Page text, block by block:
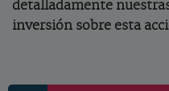
detalladamente
inversión sobre esta